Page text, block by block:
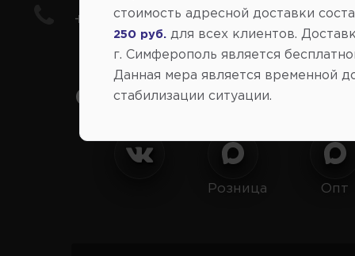
+7(978) 206-206-8
Социальные сети:
Розница Опт
стоимость адресной доставки
250 руб. для всех клиентов.
г. Симферополь является
Данная мера является временной
стабилизации ситуации.